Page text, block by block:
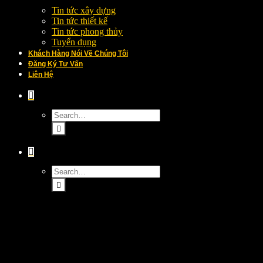
Tin tức xây dựng
Tin tức thiết kế
Tin tức phong thủy
Tuyển dụng
Khách Hàng Nói Về Chúng Tôi
Đăng Ký Tư Vấn
Liên Hệ